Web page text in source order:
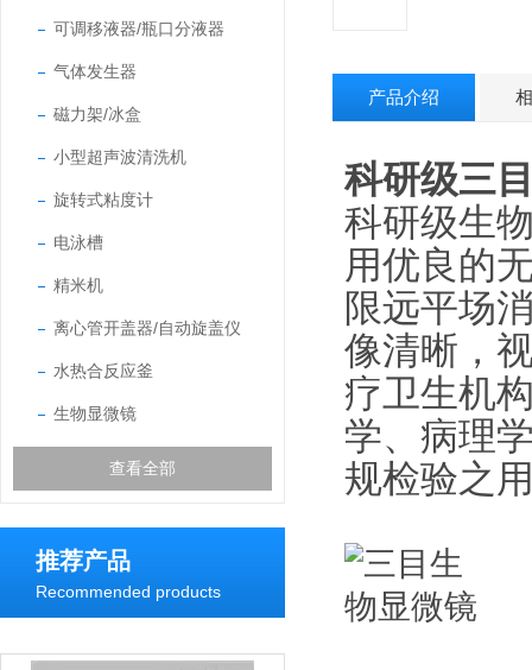
可调移液器/瓶口分液器
气体发生器
磁力架/冰盒
小型超声波清洗机
旋转式粘度计
电泳槽
精米机
离心管开盖器/自动旋盖仪
水热合反应釜
生物显微镜
查看全部
推荐产品
Recommended products
产品介绍
科研级三
科研级生
用优良的
限远平场
像清晰，
疗卫生机
学、病理
规检验之